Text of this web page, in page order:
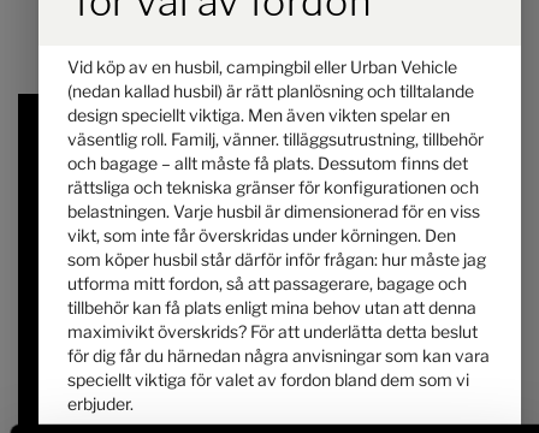
Hymer ML-T 580
1 549 000,– kr
Pris från
2 - 3
Sovplatser
6,98 m 3500 kg
Vid köp av en husbil, campingbil eller Urban Vehicle
(nedan kallad husbil) är rätt planlösning och tilltalande
design speciellt viktiga. Men även vikten spelar en
väsentlig roll. Familj, vänner. tilläggsutrustning, tillbehör
och bagage – allt måste få plats. Dessutom finns det
rättsliga och tekniska gränser för konfigurationen och
belastningen. Varje husbil är dimensionerad för en viss
vikt, som inte får överskridas under körningen. Den
som köper husbil står därför inför frågan: hur måste jag
utforma mitt fordon, så att passagerare, bagage och
tillbehör kan få plats enligt mina behov utan att denna
maximivikt överskrids? För att underlätta detta beslut
för dig får du härnedan några anvisningar som kan vara
speciellt viktiga för valet av fordon bland dem som vi
erbjuder.